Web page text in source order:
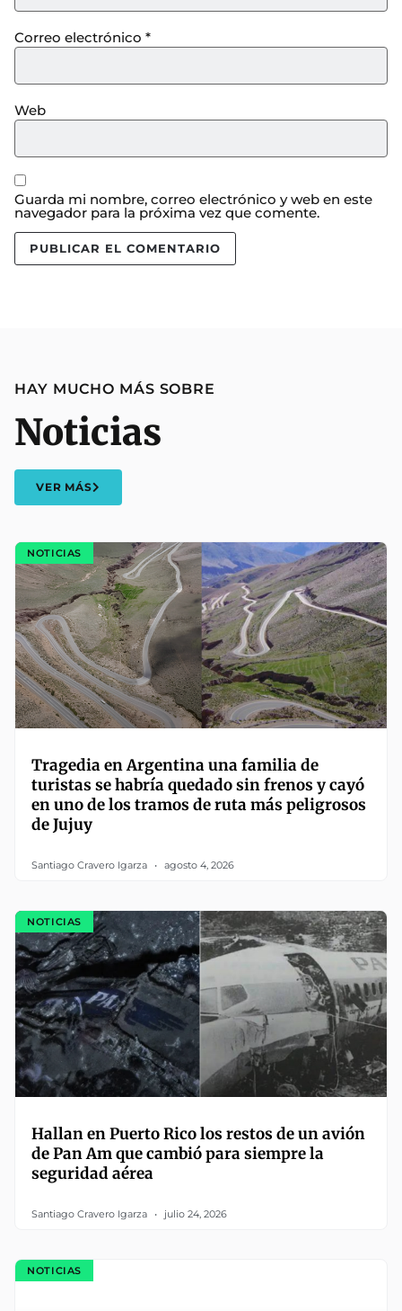
Correo electrónico *
Web
Guarda mi nombre, correo electrónico y web en este
navegador para la próxima vez que comente.
HAY MUCHO MÁS SOBRE
Noticias
VER MÁS
NOTICIAS
Tragedia en Argentina una familia de
turistas se habría quedado sin frenos y cayó
en uno de los tramos de ruta más peligrosos
de Jujuy
Santiago Cravero Igarza agosto 4, 2026
NOTICIAS
Hallan en Puerto Rico los restos de un avión
de Pan Am que cambió para siempre la
seguridad aérea
Santiago Cravero Igarza julio 24, 2026
NOTICIAS